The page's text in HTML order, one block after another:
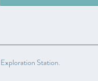
Station.